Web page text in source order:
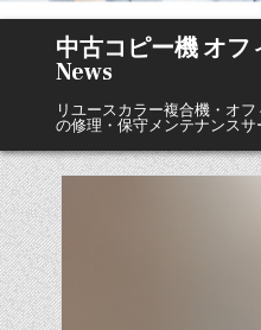
中古コピー機 オフ
News
リユースカラー複合機・オ
の修理・保守メンテナンス